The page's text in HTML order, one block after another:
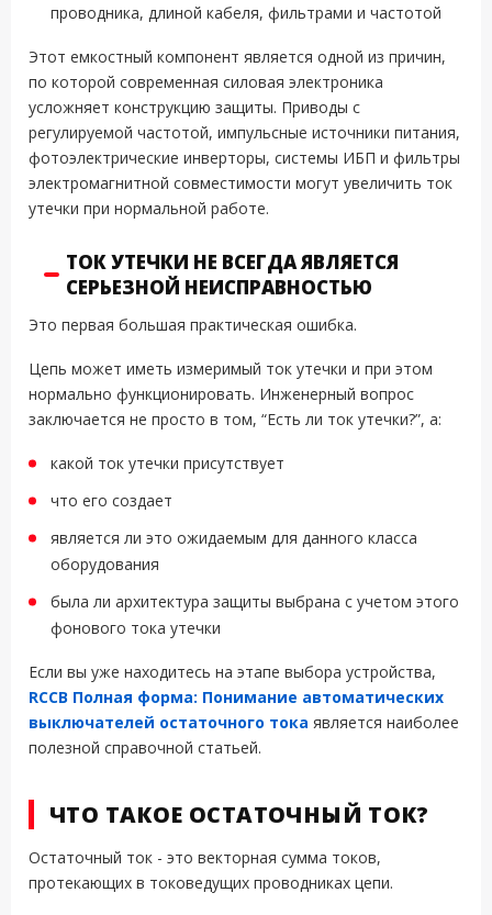
проводника, длиной кабеля, фильтрами и частотой
Этот емкостный компонент является одной из причин,
по которой современная силовая электроника
усложняет конструкцию защиты. Приводы с
регулируемой частотой, импульсные источники питания,
фотоэлектрические инверторы, системы ИБП и фильтры
электромагнитной совместимости могут увеличить ток
утечки при нормальной работе.
ТОК УТЕЧКИ НЕ ВСЕГДА ЯВЛЯЕТСЯ
СЕРЬЕЗНОЙ НЕИСПРАВНОСТЬЮ
Это первая большая практическая ошибка.
Цепь может иметь измеримый ток утечки и при этом
нормально функционировать. Инженерный вопрос
заключается не просто в том, “Есть ли ток утечки?”, а:
какой ток утечки присутствует
что его создает
является ли это ожидаемым для данного класса
оборудования
была ли архитектура защиты выбрана с учетом этого
фонового тока утечки
Если вы уже находитесь на этапе выбора устройства,
RCCB Полная форма: Понимание автоматических
выключателей остаточного тока является наиболее
полезной справочной статьей.
ЧТО ТАКОЕ ОСТАТОЧНЫЙ ТОК?
Остаточный ток - это векторная сумма токов,
протекающих в токоведущих проводниках цепи.